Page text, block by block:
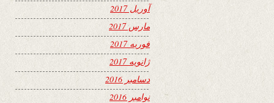
آوریل 2017
مارس 2017
فوریه 2017
ژانویه 2017
دسامبر 2016
نوامبر 2016